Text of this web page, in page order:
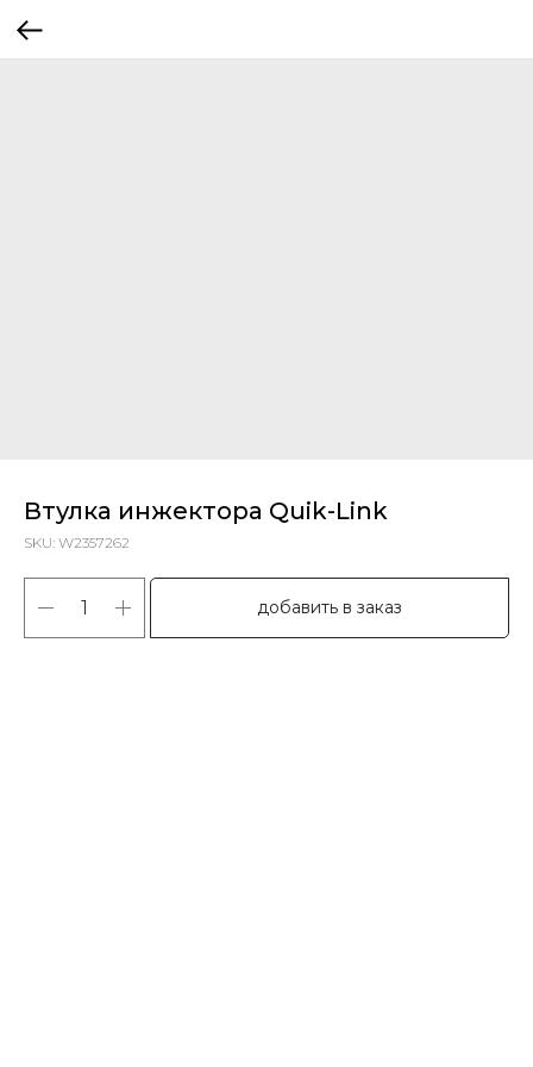
Втулка инжектора Quik-Link
SKU: W2357262
добавить в заказ